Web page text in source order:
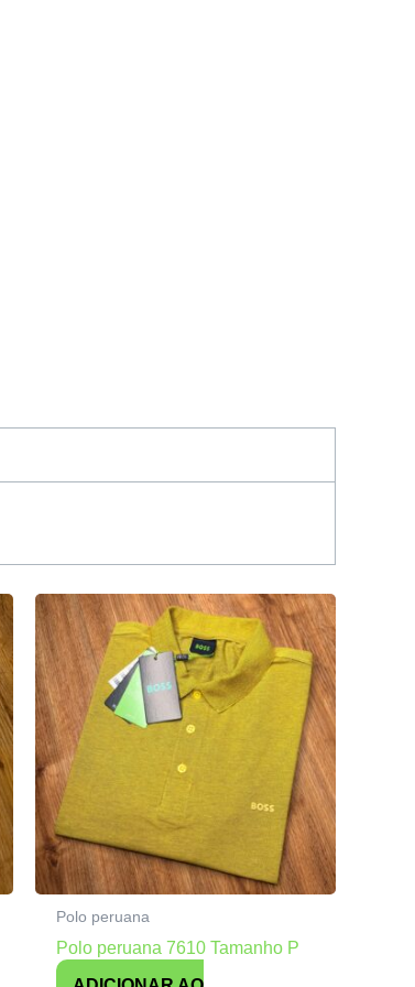
Polo peruana
Polo peruana 7610 Tamanho P